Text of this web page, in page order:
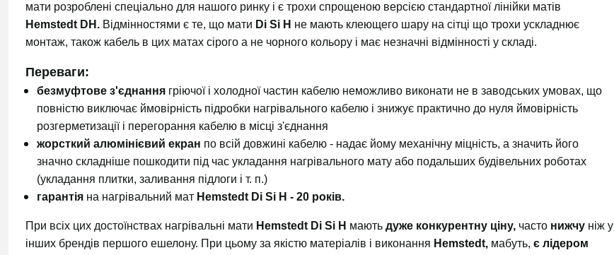
мати розроблені спеціально для нашого ринку і є трохи спрощеною версією стандартної лінійки матів
Hemstedt DH. Відмінностями є те, що мати Di Si H не мають клеющего шару на сітці що трохи ускладнює
монтаж, також кабель в цих матах сірого а не чорного кольору і має незначні відмінності у складі.
Переваги:
безмуфтове з'єднання гріючої і холодної частин кабелю неможливо виконати не в заводських умовах, що
повністю виключає ймовірність підробки нагрівального кабелю і знижує практично до нуля ймовірність
розгерметизації і перегорання кабелю в місці з'єднання
жорсткий алюмінієвий екран по всій довжині кабелю - надає йому механічну міцність, а значить його
значно складніше пошкодити під час укладання нагрівального мату або подальших будівельних роботах
(укладання плитки, заливання підлоги і т. п.)
гарантія на нагрівальний мат Hemstedt Di Si H - 20 років.
При всіх цих достоїнствах нагрівальні мати Hemstedt Di Si H мають дуже конкурентну ціну, часто нижчу ніж у
інших брендів першого ешелону. При цьому за якістю матеріалів і виконання Hemstedt, мабуть, є лідером